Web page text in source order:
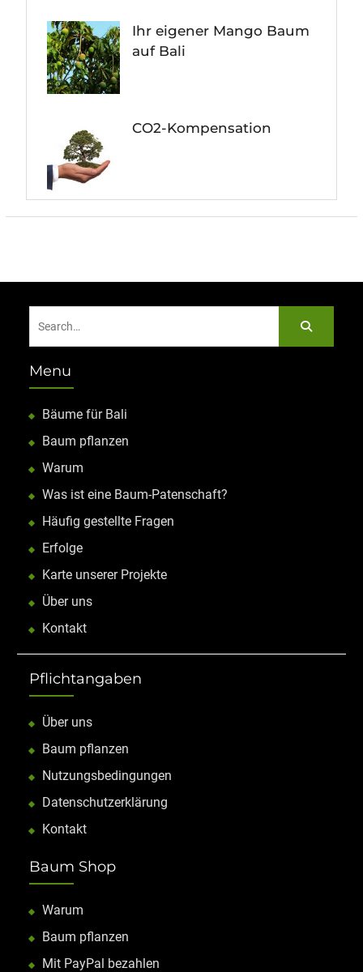
Ihr eigener Mango Baum
auf Bali
CO2-Kompensation
Menu
Bäume für Bali
Baum pflanzen
Warum
Was ist eine Baum-Patenschaft?
Häufig gestellte Fragen
Erfolge
Karte unserer Projekte
Über uns
Kontakt
Pflichtangaben
Über uns
Baum pflanzen
Nutzungsbedingungen
Datenschutzerklärung
Kontakt
Baum Shop
Warum
Baum pflanzen
Mit PayPal bezahlen